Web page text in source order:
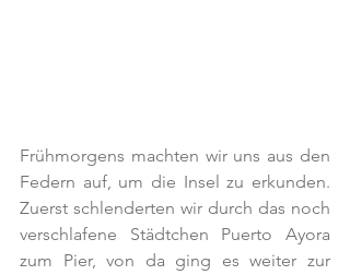
Frühmorgens machten wir uns aus den
Federn auf, um die Insel zu erkunden.
Zuerst schlenderten wir durch das noch
verschlafene Städtchen Puerto Ayora
zum Pier, von da ging es weiter zur